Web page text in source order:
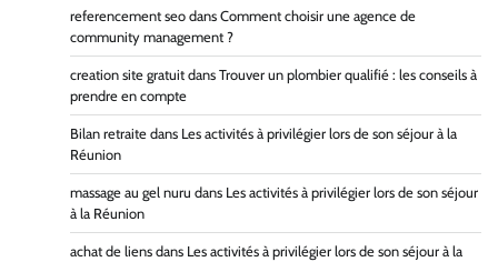
referencement seo dans Comment choisir une agence de
community management ?
creation site gratuit dans Trouver un plombier qualifié : les conseils à
prendre en compte
Bilan retraite dans Les activités à privilégier lors de son séjour à la
Réunion
massage au gel nuru dans Les activités à privilégier lors de son séjour
à la Réunion
achat de liens dans Les activités à privilégier lors de son séjour à la